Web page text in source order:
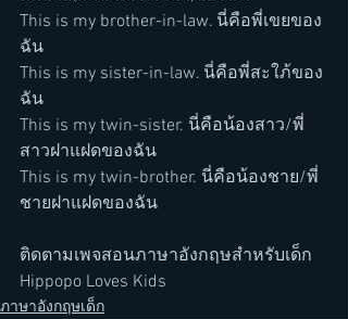
This is my brother-in-law. นี่คือพี่เขยของ
ฉัน
This is my sister-in-law. นี่คือพี่สะใภ้ของ
ฉัน
This is my twin-sister. นี่คือน้องสาว/พี่
สาวฝาแฝดของฉัน
This is my twin-brother. นี่คือน้องชาย/พี่
ชายฝาแฝดของฉัน
ติดตามเพจสอนภาษาอังกฤษสำหรับเด็ก
Hippopo Loves Kids
ภาษาอังกฤษเด็ก